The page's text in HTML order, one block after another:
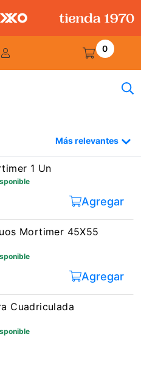
0
Más relevantes
1 Un
Agregar
Mortimer 45X55
Agregar
Cuadriculada